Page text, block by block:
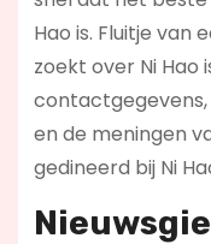
Hao is. Fluitje van
zoekt over Ni Hao
en de meningen
gedineerd bij Ni